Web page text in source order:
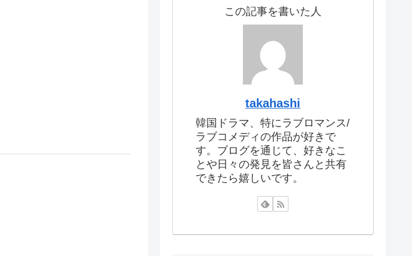
この記事を書いた人
takahashi
韓国ドラマ、特にラブロマンス/
ラブコメディの作品が好きで
す。ブログを通じて、好きなこ
とや日々の発見を皆さんと共有
できたら嬉しいです。